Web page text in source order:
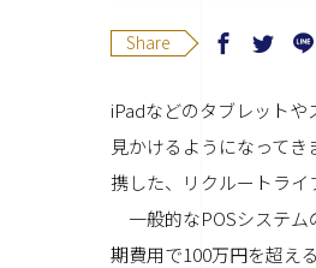
Share
iPadなどのタブレット
見かけるようになって
携した、リクルートライ
一般的なPOSシステム
期費用で100万円を超え